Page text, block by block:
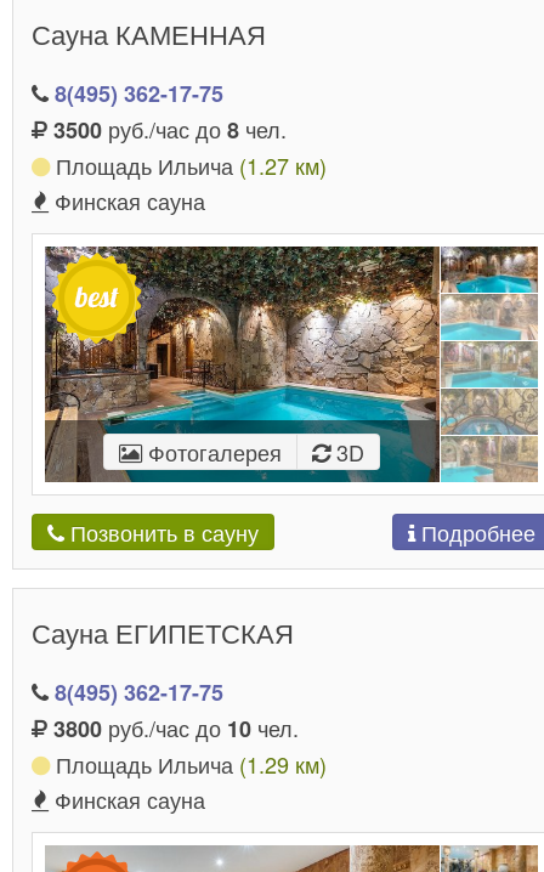
Сауна КАМЕННАЯ
8(495) 362-17-75
3500 руб./час до8 чел.
Площадь Ильича (1.27 км)
Финская сауна
Фотогалерея 3D
Позвонить в сауну Подробнее
Сауна ЕГИПЕТСКАЯ
8(495) 362-17-75
3800 руб./час до 10 чел.
Площадь Ильича (1.29 км)
Финская сауна